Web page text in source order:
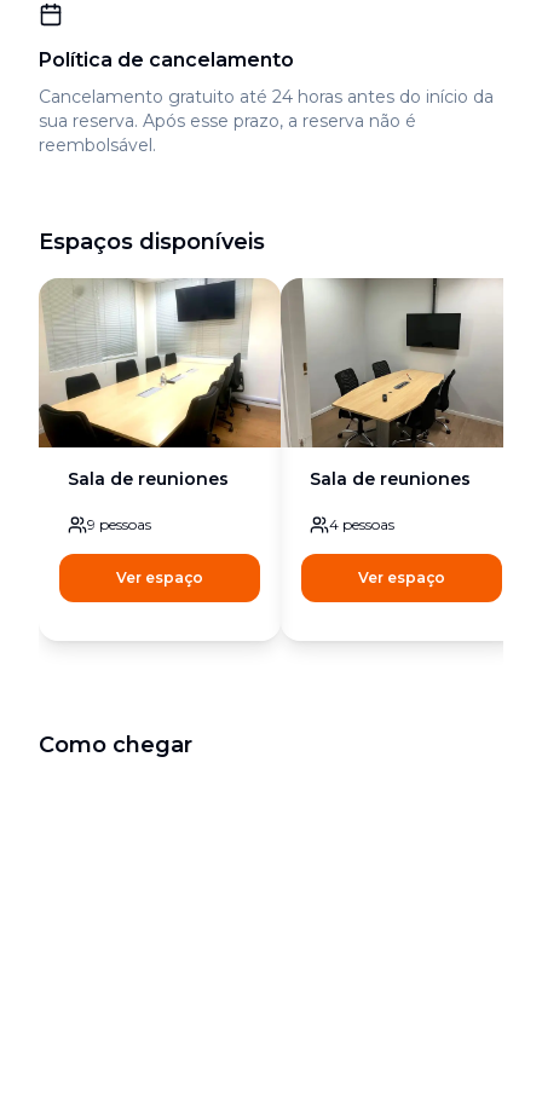
Política de cancelamento
Cancelamento gratuito até 24 horas antes do início da
sua reserva. Após esse prazo, a reserva não é
reembolsável.
Espaços disponíveis
Sala de reuniones
9 pessoas
Ver espaço
Sala de reuniones
4 pessoas
Ver espaço
Como chegar